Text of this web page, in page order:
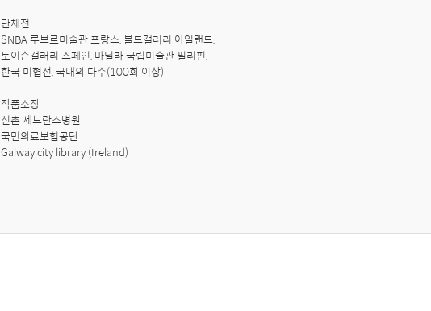
단체전
SNBA 루브르미술관 프랑스, 볼드갤러리 아일랜드,
토이슨갤러리 스페인, 마닐라 국립미술관 필리핀,
한국 미협전, 국내외 다수(100회 이상)
작품소장
신촌 세브란스병원
국민의료보험공단
Galway city library (Ireland)